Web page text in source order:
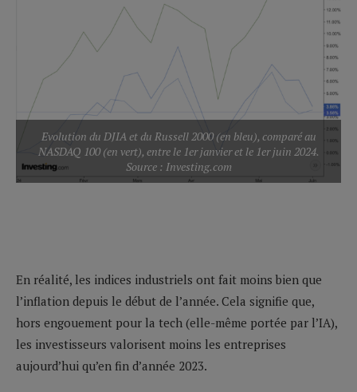
Evolution du DJIA et du Russell 2000 (en bleu), comparé au
NASDAQ 100 (en vert), entre le 1er janvier et le 1er juin 2024.
Source : Investing.com
En réalité, les indices industriels ont fait moins bien que
l’inflation depuis le début de l’année. Cela signifie que,
hors engouement pour la tech (elle-même portée par l’IA),
les investisseurs valorisent moins les entreprises
aujourd’hui qu’en fin d’année 2023.